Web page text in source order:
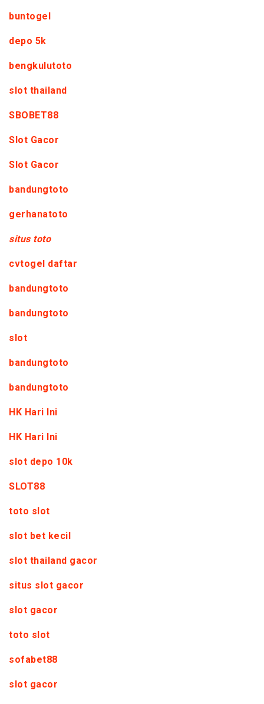
buntogel
depo 5k
bengkulutoto
slot thailand
SBOBET88
Slot Gacor
Slot Gacor
bandungtoto
gerhanatoto
situs toto
cvtogel daftar
bandungtoto
bandungtoto
slot
bandungtoto
bandungtoto
HK Hari Ini
HK Hari Ini
slot depo 10k
SLOT88
toto slot
slot bet kecil
slot thailand gacor
situs slot gacor
slot gacor
toto slot
sofabet88
slot gacor